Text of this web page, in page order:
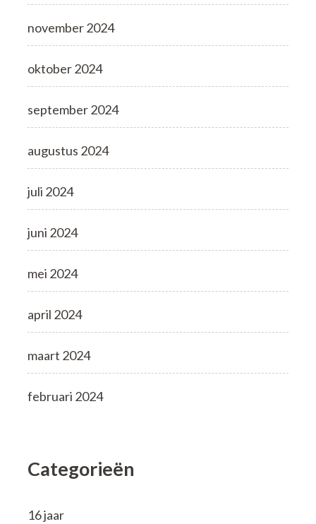
november 2024
oktober 2024
september 2024
augustus 2024
juli 2024
juni 2024
mei 2024
april 2024
maart 2024
februari 2024
Categorieën
16 jaar